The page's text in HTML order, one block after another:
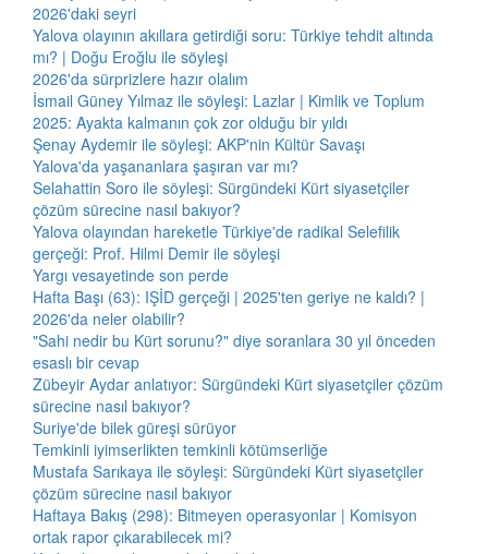
2026'daki seyri
Yalova olayının akıllara getirdiği soru: Türkiye tehdit altında
mı? | Doğu Eroğlu ile söyleşi
2026'da sürprizlere hazır olalım
İsmail Güney Yılmaz ile söyleşi: Lazlar | Kimlik ve Toplum
2025: Ayakta kalmanın çok zor olduğu bir yıldı
Şenay Aydemir ile söyleşi: AKP'nin Kültür Savaşı
Yalova'da yaşananlara şaşıran var mı?
Selahattin Soro ile söyleşi: Sürgündeki Kürt siyasetçiler
çözüm sürecine nasıl bakıyor?
Yalova olayından hareketle Türkiye'de radikal Selefilik
gerçeği: Prof. Hilmi Demir ile söyleşi
Yargı vesayetinde son perde
Hafta Başı (63): IŞİD gerçeği | 2025'ten geriye ne kaldı? |
2026'da neler olabilir?
"Sahi nedir bu Kürt sorunu?" diye soranlara 30 yıl önceden
esaslı bir cevap
Zübeyir Aydar anlatıyor: Sürgündeki Kürt siyasetçiler çözüm
sürecine nasıl bakıyor?
Suriye'de bilek güreşi sürüyor
Temkinli iyimserlikten temkinli kötümserliğe
Mustafa Sarıkaya ile söyleşi: Sürgündeki Kürt siyasetçiler
çözüm sürecine nasıl bakıyor
Haftaya Bakış (298): Bitmeyen operasyonlar | Komisyon
ortak rapor çıkarabilecek mi?